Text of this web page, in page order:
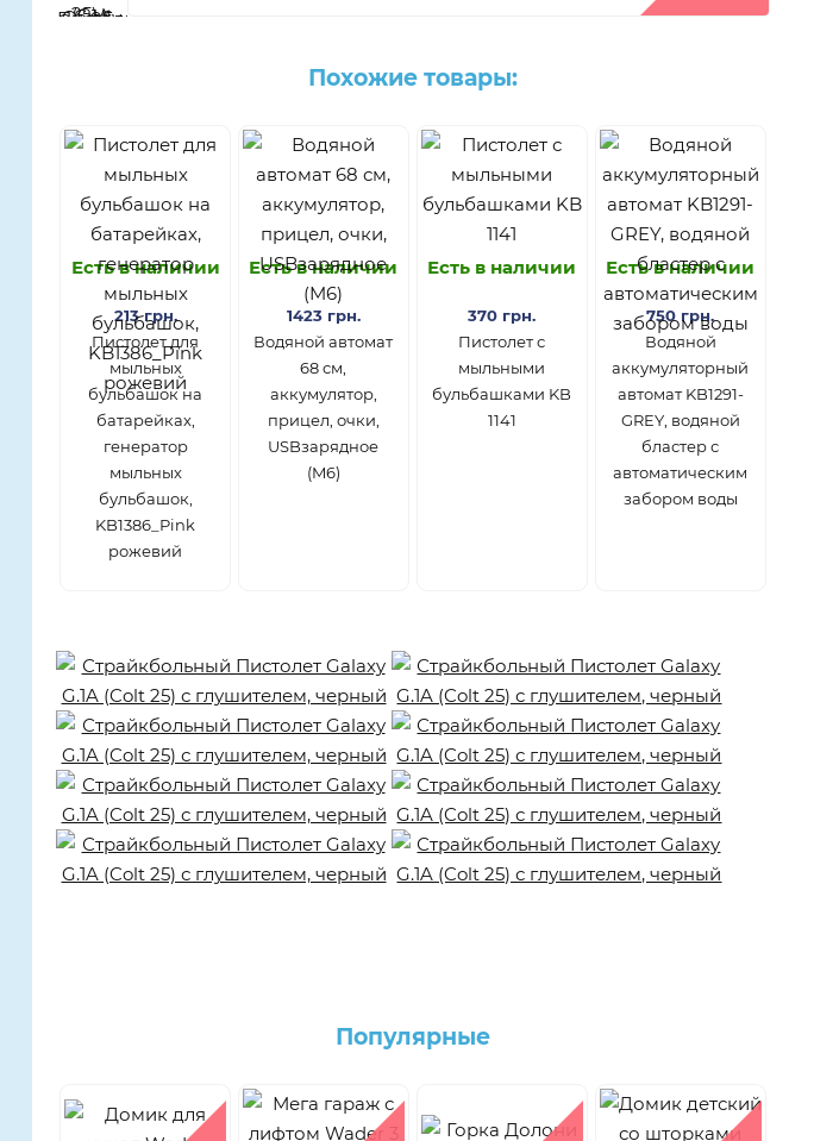
Похожие товары:
Есть в наличии
213 грн.
Пистолет для
мыльных
бульбашок на
батарейках,
генератор
мыльных
бульбашок,
KB1386_Pink
рожевий
Есть в наличии
1423 грн.
Водяной автомат
68 см,
аккумулятор,
прицел, очки,
USBзарядное
(M6)
Есть в наличии
370 грн.
Пистолет с
мыльными
бульбашками KB
1141
Есть в наличии
750 грн.
Водяной
аккумуляторный
автомат KB1291-
GREY, водяной
бластер с
автоматическим
забором воды
Популярные